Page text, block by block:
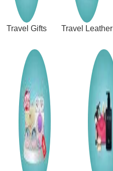
Travel Gifts Travel Leather